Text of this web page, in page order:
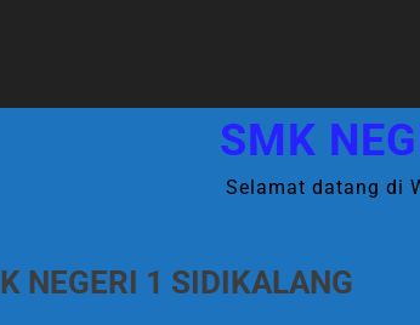
SMK
Selamat datang di
K NEGERI 1 SIDIKALANG